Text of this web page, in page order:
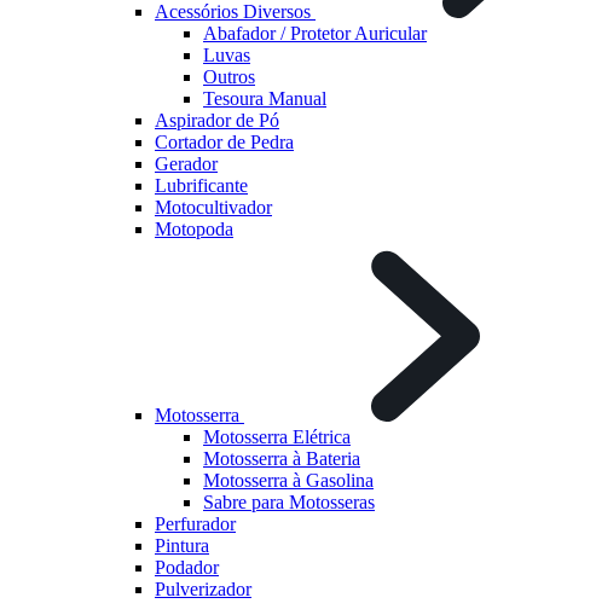
Acessórios Diversos
Abafador / Protetor Auricular
Luvas
Outros
Tesoura Manual
Aspirador de Pó
Cortador de Pedra
Gerador
Lubrificante
Motocultivador
Motopoda
Motosserra
Motosserra Elétrica
Motosserra à Bateria
Motosserra à Gasolina
Sabre para Motosseras
Perfurador
Pintura
Podador
Pulverizador